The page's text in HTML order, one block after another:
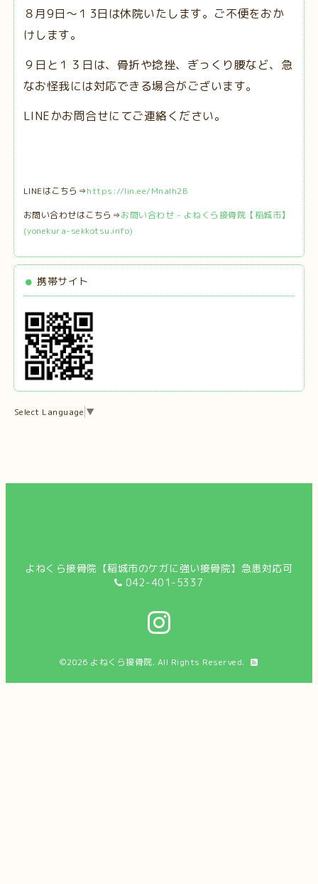
８月9日～１3日は休院いたします。ご不便をおか
けします。
９日と１３日は、 骨折や捻挫、ぎっくり腰など、急
なお怪我には対応できる場合がございます。
LINEかお問合せにてご連絡ください。
LINEはこちら⇒https://lin.ee/MnaIh2B
お問い合わせはこちら⇒お問い合わせ - よねくら接骨院【稲城市】
(yonekura-sekkotsu.info)
携帯サイト
Select Language ▼
よねくら接骨院【稲城市のケガに強い接骨院】急患対応可
042-401-5337
©2026 よねくら接骨院. All Rights Reserved.